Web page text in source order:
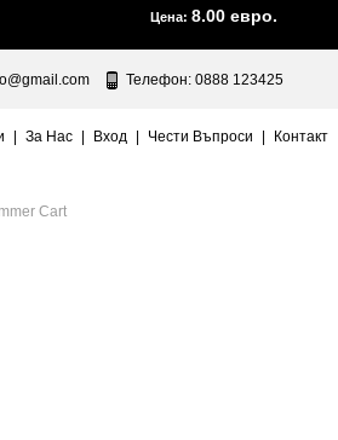
Цена: 8.00 евро.
Телефон: 0888 123425
| За Нас | Вход | Чести Въпроси | Контакт
Cart